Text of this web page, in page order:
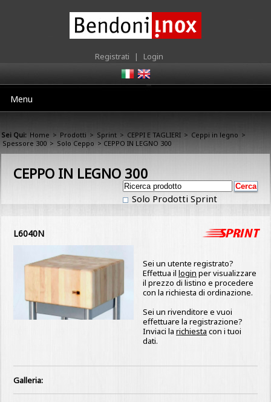
Registrati | Login
Menu
Sei Qui: Home > Prodotti > Sprint > CEPPI E TAGLIERI > Ceppi in legno >
Spessore 300 > Solo Ceppo > CEPPO IN LEGNO 300
CEPPO IN LEGNO 300
Solo Prodotti Sprint
L6040N
Sei un utente registrato?
Effettua illogin per visualizzare
il prezzo di listino e procedere
con la richiesta di ordinazione.
Sei un rivenditore e vuoi
effettuare la registrazione?
Inviaci larichiesta con i tuoi
dati.
Galleria: